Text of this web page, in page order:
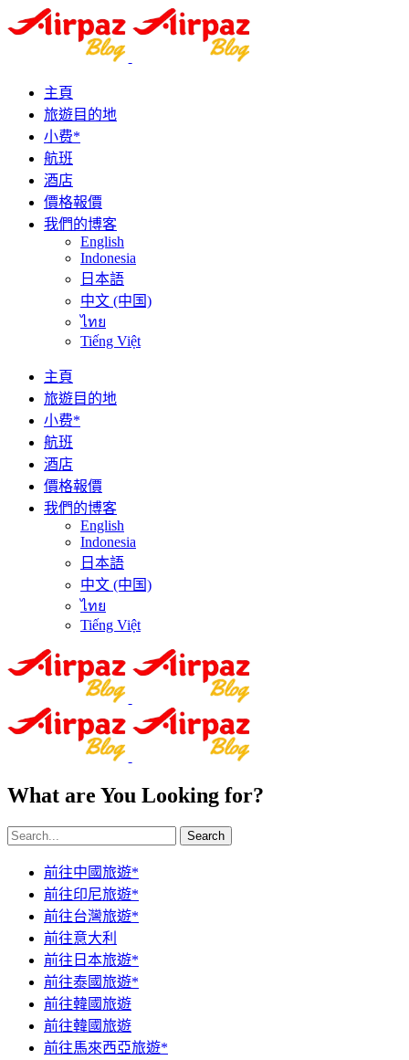
主頁
旅遊目的地
小费*
航班
酒店
價格報價
我們的博客
English
Indonesia
日本語
中文 (中国)
ไทย
Tiếng Việt
主頁
旅遊目的地
小费*
航班
酒店
價格報價
我們的博客
English
Indonesia
日本語
中文 (中国)
ไทย
Tiếng Việt
What are You Looking for?
Search
前往中國旅遊*
前往印尼旅遊*
前往台灣旅遊*
前往意大利
前往日本旅遊*
前往泰國旅遊*
前往韓國旅遊
前往韓國旅遊
前往馬來西亞旅遊*